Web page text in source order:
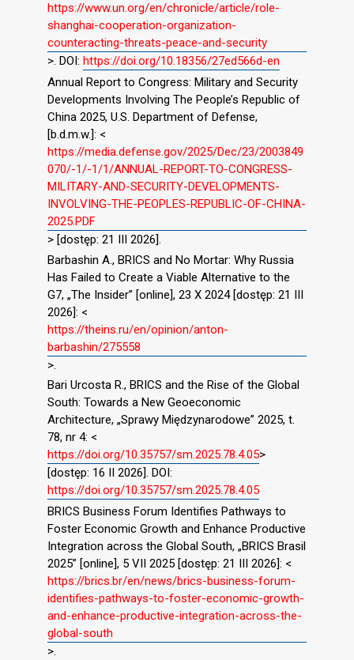
https://www.un.org/en/chronicle/article/role-
shanghai-cooperation-organization-
counteracting-threats-peace-and-security
>. DOI: https://doi.org/10.18356/27ed566d-en
Annual Report to Congress: Military and Security
Developments Involving The People’s Republic of
China 2025, U.S. Department of Defense,
[b.d.m.w.]: <
https://media.defense.gov/2025/Dec/23/2003849
070/-1/-1/1/ANNUAL-REPORT-TO-CONGRESS-
MILITARY-AND-SECURITY-DEVELOPMENTS-
INVOLVING-THE-PEOPLES-REPUBLIC-OF-CHINA-
2025.PDF
> [dostęp: 21 III 2026].
Barbashin A., BRICS and No Mortar: Why Russia
Has Failed to Create a Viable Alternative to the
G7, „The Insider” [online], 23 X 2024 [dostęp: 21 III
2026]: <
https://theins.ru/en/opinion/anton-
barbashin/275558
>.
Bari Urcosta R., BRICS and the Rise of the Global
South: Towards a New Geoeconomic
Architecture, „Sprawy Międzynarodowe” 2025, t.
78, nr 4: <
https://doi.org/10.35757/sm.2025.78.4.05>
[dostęp: 16 II 2026]. DOI:
https://doi.org/10.35757/sm.2025.78.4.05
BRICS Business Forum Identifies Pathways to
Foster Economic Growth and Enhance Productive
Integration across the Global South, „BRICS Brasil
2025” [online], 5 VII 2025 [dostęp: 21 III 2026]: <
https://brics.br/en/news/brics-business-forum-
identifies-pathways-to-foster-economic-growth-
and-enhance-productive-integration-across-the-
global-south
>.